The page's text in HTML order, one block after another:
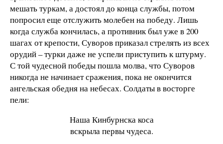
мешать туркам, а достоял до конца службы, потом
попросил еще отслужить молебен на победу. Лишь
когда служба кончилась, а противник был уже в 200
шагах от крепости, Суворов приказал стрелять из всех
орудий – турки даже не успели приступить к штурму.
С той чудесной победы пошла молва, что Суворов
никогда не начинает сражения, пока не окончится
ангельская обедня на небесах. Солдаты в восторге
пели:
Наша Кинбурнска коса
вскрыла первы чудеса.